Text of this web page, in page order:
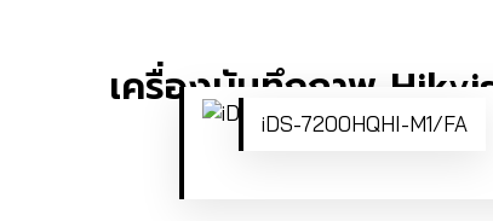
เครื่องบันทึกภาพ
iDS-7200HQHI-M1/FA